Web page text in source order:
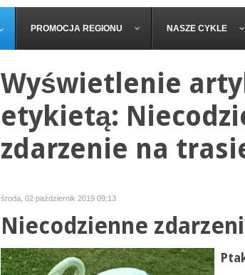
PROMOCJA REGIONU NASZE CYKLE
Wyświetlenie
etykietą:
zdarzenie na
środa, 02 październik 2019 09:13
Niecodzienne